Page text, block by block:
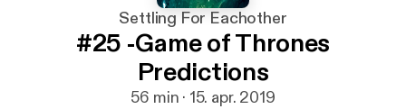
Settling For Eachother
#25 -Game of Thrones
Predictions
56 min · 15. apr. 2019